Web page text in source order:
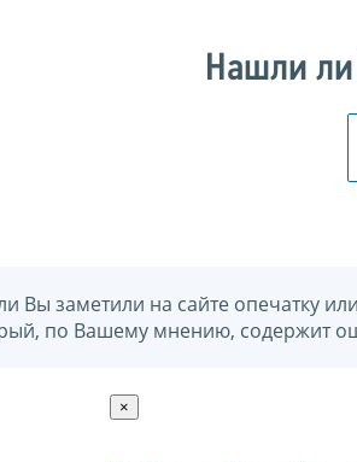
Нашли
Вы заметили на сайте опечатку
по Вашему мнению, содержит
×